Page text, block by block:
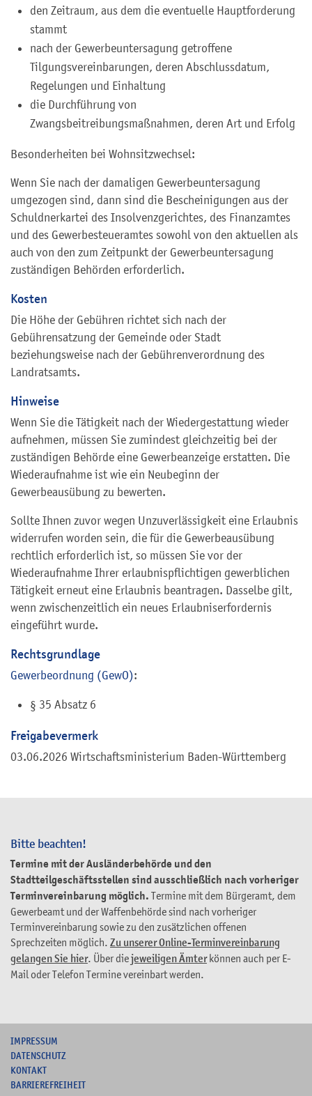
Bitte beachten!
Termine mit der Ausländerbehörde und den
Stadtteilgeschäftsstellen sind ausschließlich nach vorheriger
Terminvereinbarung möglich. Termine mit dem Bürgeramt, dem
Gewerbeamt und der Waffenbehörde sind nach vorheriger
Terminvereinbarung sowie zu den zusätzlichen offenen
Sprechzeiten möglich. Zu unserer Online-Terminvereinbarung
gelangen Sie hier. Über diejeweiligen Ämterkönnen auch per E-
Mail oder Telefon Termine vereinbart werden.
den Zeitraum, aus dem die eventuelle Hauptforderung
stammt
nach der Gewerbeuntersagung getroffene
Tilgungsvereinbarungen, deren Abschlussdatum,
Regelungen und Einhaltung
die Durchführung von
Zwangsbeitreibungsmaßnahmen, deren Art und Erfolg
Besonderheiten bei Wohnsitzwechsel:
Wenn Sie nach der damaligen Gewerbeuntersagung
umgezogen sind, dann sind die Bescheinigungen aus der
Schuldnerkartei des Insolvenzgerichtes, des Finanzamtes
und des Gewerbesteueramtes sowohl von den aktuellen als
auch von den zum Zeitpunkt der Gewerbeuntersagung
zuständigen Behörden erforderlich.
Kosten
Die Höhe der Gebühren richtet sich nach der
Gebührensatzung der Gemeinde oder Stadt
beziehungsweise nach der Gebührenverordnung des
Landratsamts.
Hinweise
Wenn Sie die Tätigkeit nach der Wiedergestattung wieder
aufnehmen, müssen Sie zumindest gleichzeitig bei der
zuständigen Behörde eine Gewerbeanzeige erstatten. Die
Wiederaufnahme ist wie ein Neubeginn der
Gewerbeausübung zu bewerten.
Sollte Ihnen zuvor wegen Unzuverlässigkeit eine Erlaubnis
widerrufen worden sein, die für die Gewerbeausübung
rechtlich erforderlich ist, so müssen Sie vor der
Wiederaufnahme Ihrer erlaubnispflichtigen gewerblichen
Tätigkeit erneut eine Erlaubnis beantragen. Dasselbe gilt,
wenn zwischenzeitlich ein neues Erlaubniserfordernis
eingeführt wurde.
Rechtsgrundlage
Gewerbeordnung (GewO):
§ 35 Absatz 6
Freigabevermerk
03.06.2026 Wirtschaftsministerium Baden-Württemberg
IMPRESSUM
DATENSCHUTZ
KONTAKT
BARRIEREFREIHEIT